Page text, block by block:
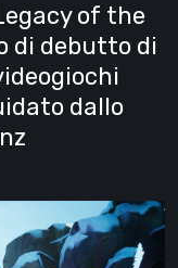
of the
di debutto di
dallo